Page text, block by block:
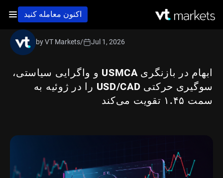
اکنون معامله کنید
ابهام در بازنگری USMCA و واگرایی سیاستی،
سوگیری حرکتی USD/CAD را در ژوئیه به
سمت ۱.۴۵ تقویت می‌کند
by VT Markets/ Jul 1, 2026